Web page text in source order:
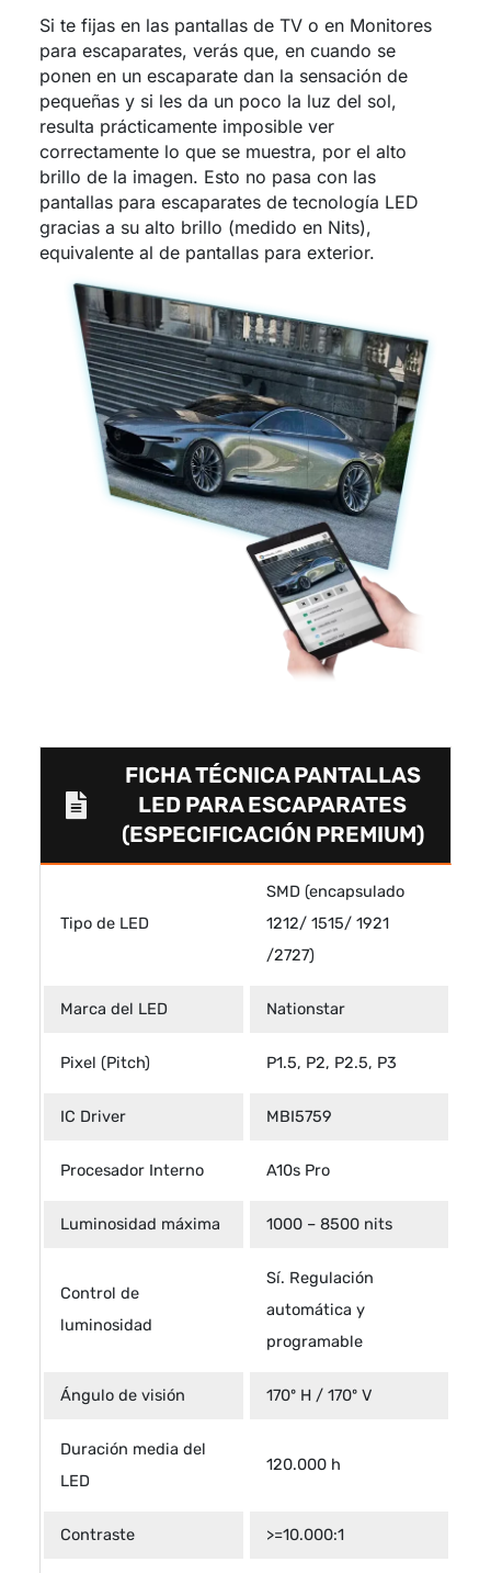
Si te fijas en las pantallas de TV o en Monitores
para escaparates, verás que, en cuando se
ponen en un escaparate dan la sensación de
pequeñas y si les da un poco la luz del sol,
resulta prácticamente imposible ver
correctamente lo que se muestra, por el alto
brillo de la imagen. Esto no pasa con las
pantallas para escaparates de tecnología LED
gracias a su alto brillo (medido en Nits),
equivalente al de pantallas para exterior.
FICHA TÉCNICA PANTALLAS
LED PARA ESCAPARATES
(ESPECIFICACIÓN PREMIUM)
Tipo de LED
SMD (encapsulado
1212/ 1515/ 1921
/2727)
Marca del LED Nationstar
Pixel (Pitch) P1.5, P2, P2.5, P3
IC Driver MBI5759
Procesador Interno A10s Pro
Luminosidad máxima 1000 – 8500 nits
Control de
luminosidad
Sí. Regulación
automática y
programable
Ángulo de visión 170º H / 170º V
Duración media del
LED
120.000 h
Contraste >=10.000:1